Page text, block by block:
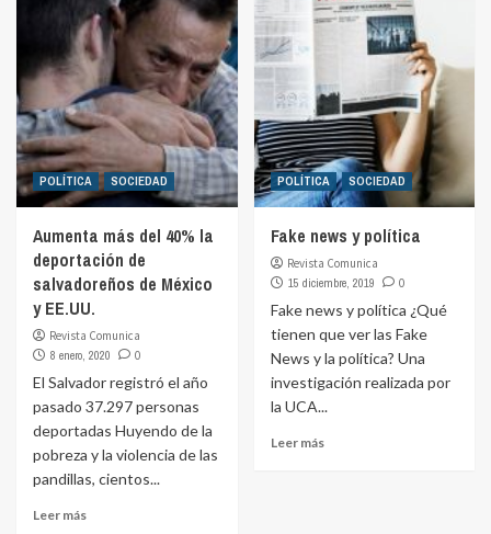
POLÍTICA SOCIEDAD
Aumenta más del 40% la
deportación de
salvadoreños de México
y EE.UU.
Revista Comunica
8 enero, 2020
0
El Salvador registró el año
pasado 37.297 personas
deportadas Huyendo de la
pobreza y la violencia de las
pandillas, cientos...
Leer más
POLÍTICA SOCIEDAD
Fake news y política
Revista Comunica
15 diciembre, 2019
0
Fake news y política ¿Qué
tienen que ver las Fake
News y la política? Una
investigación realizada por
la UCA...
Leer más